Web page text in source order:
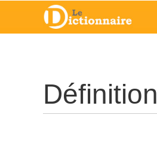
Définition